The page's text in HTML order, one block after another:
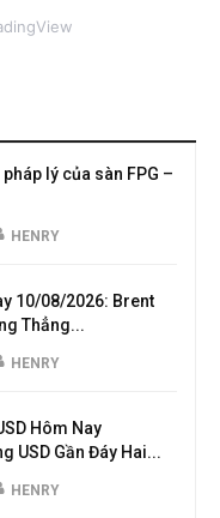
lý của sàn FPG –
HENRY
10/08/2026: Brent
Thẳng...
HENRY
Hôm Nay
USD Gần Đáy Hai...
HENRY